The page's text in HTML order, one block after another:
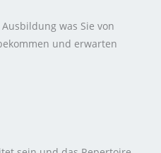
was Sie von
und erwarten